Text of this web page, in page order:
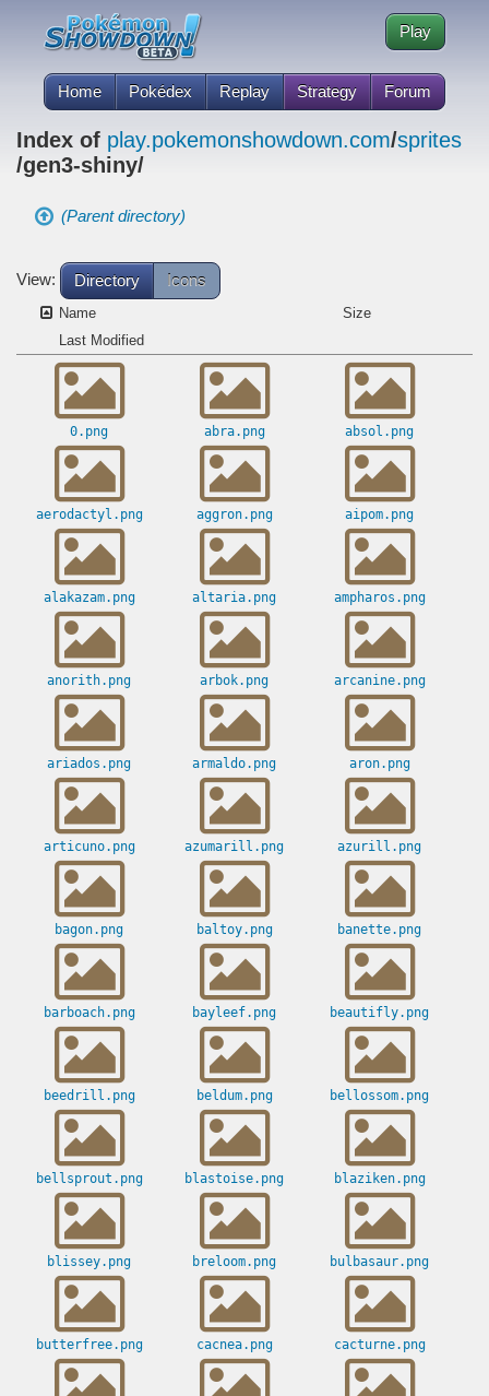
Home Pokédex Replay Strategy Forum
Play
Index of play.pokemonshowdown.com/sprites
/gen3-shiny/
(Parent directory)
View: Directory Icons
Name
Size
Last Modified
0.png abra.png absol.png
aerodactyl.png aggron.png aipom.png
alakazam.png altaria.png ampharos.png
anorith.png arbok.png arcanine.png
ariados.png armaldo.png aron.png
articuno.png azumarill.png azurill.png
bagon.png baltoy.png banette.png
barboach.png bayleef.png beautifly.png
beedrill.png beldum.png bellossom.png
bellsprout.png blastoise.png blaziken.png
blissey.png breloom.png bulbasaur.png
butterfree.png cacnea.png cacturne.png